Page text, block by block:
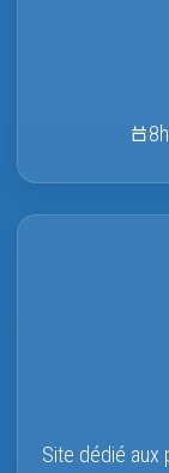
Site dédié aux